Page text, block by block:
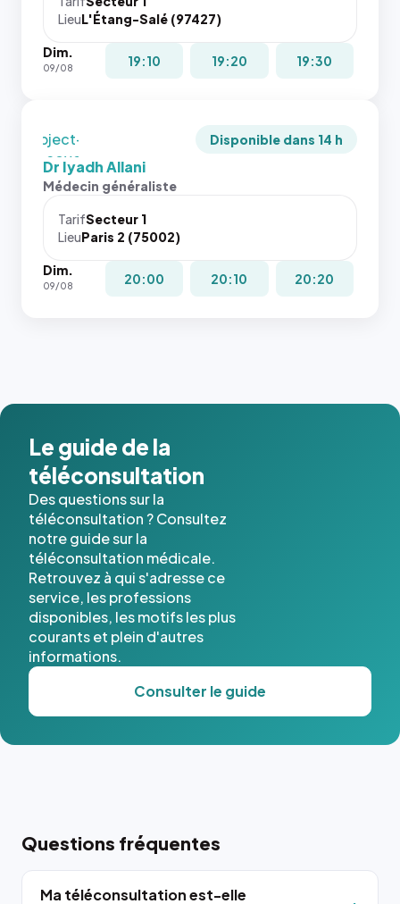
LieuL'Étang-Salé (97427)
Dim.
09/08 19:10 19:20 19:30
toutes les
puisque la
`object-
fit: cover`.
Sans ces
navigateur
pas la
place, et
Disponible dans 14 h
Dr Iyadh Allani
Médecin généraliste
TarifSecteur 1
LieuParis 2 (75002)
Dim.
09/08 20:00 20:10 20:20
Le guide de la
téléconsultation
Des questions sur la
téléconsultation ? Consultez
notre guide sur la
téléconsultation médicale.
Retrouvez à qui s'adresse ce
service, les professions
disponibles, les motifs les plus
courants et plein d'autres
informations.
Consulter le guide
Questions fréquentes
Ma téléconsultation est-elle